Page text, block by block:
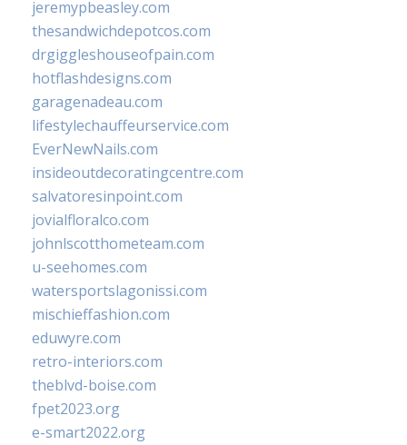
jeremypbeasley.com
thesandwichdepotcos.com
drgiggleshouseofpain.com
hotflashdesigns.com
garagenadeau.com
lifestylechauffeurservice.com
EverNewNails.com
insideoutdecoratingcentre.com
salvatoresinpoint.com
jovialfloralco.com
johnlscotthometeam.com
u-seehomes.com
watersportslagonissi.com
mischieffashion.com
eduwyre.com
retro-interiors.com
theblvd-boise.com
fpet2023.org
e-smart2022.org